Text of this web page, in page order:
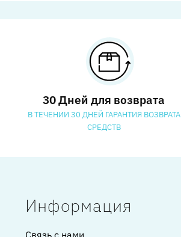
30 Дней для возврата
В ТЕЧЕНИИ 30 ДНЕЙ ГАРАНТИЯ ВОЗВРАТА
СРЕДСТВ
Информация